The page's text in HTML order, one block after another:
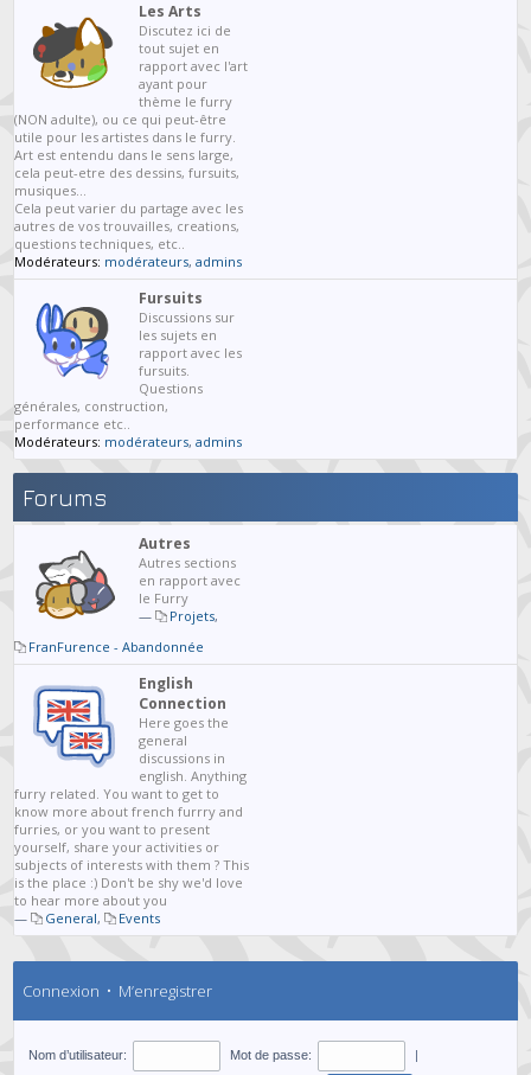
Les Arts
Discutez ici de
tout sujet en
rapport avec l'art
ayant pour
thème le furry
(NON adulte), ou ce qui peut-être
utile pour les artistes dans le furry.
Art est entendu dans le sens large,
cela peut-etre des dessins, fursuits,
musiques...
Cela peut varier du partage avec les
autres de vos trouvailles, creations,
questions techniques, etc..
Modérateurs: modérateurs,admins
Fursuits
Discussions sur
les sujets en
rapport avec les
fursuits.
Questions
générales, construction,
performance etc..
Modérateurs: modérateurs,admins
Forums
Autres
Autres sections
en rapport avec
le Furry
—
Projets,
FranFurence - Abandonnée
English
Connection
Here goes the
general
discussions in
english. Anything
furry related. You want to get to
know more about french furrry and
furries, or you want to present
yourself, share your activities or
subjects of interests with them ? This
is the place :) Don't be shy we'd love
to hear more about you
—
General, Events
Connexion • M’enregistrer
Nom d’utilisateur: Mot de passe: |